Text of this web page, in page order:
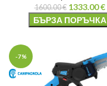
1600.00€ 1333.00€
БЪРЗА ПОРЪЧКА
-7%